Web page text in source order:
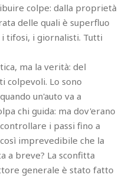
colpe: dalla proprietà
delle quali è superfluo
tifosi, i giornalisti. Tutti
ma la verità: del
colpevoli. Lo sono
un'auto va a
chi guida: ma dov'erano
i passi fino a
imprevedibile che la
a breve? La sconfitta
generale è stato fatto